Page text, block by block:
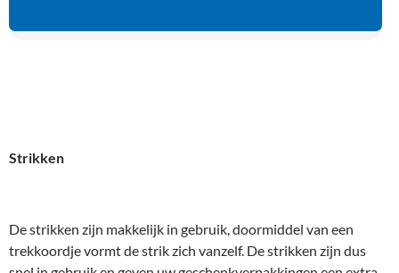
Strikken
De strikken zijn makkelijk in gebruik, doormiddel van een
trekkoordje vormt de strik zich vanzelf. De strikken zijn dus